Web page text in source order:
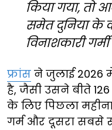
किया गया, तो
समेत दुनिया के
विनाशकारी
फ्रांस ने जुलाई 2026
है, जैसी उसने बीते
के लिए पिछला
गर्म और दूसरा सबसे